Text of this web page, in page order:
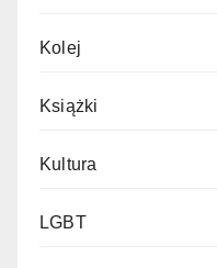
Kolej
Książki
Kultura
LGBT